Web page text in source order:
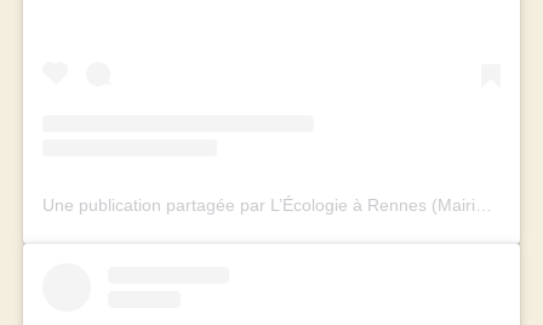
Une publication partagée par L’Écologie à Rennes (Mairie et Métropole) (@rennes_ecologie)